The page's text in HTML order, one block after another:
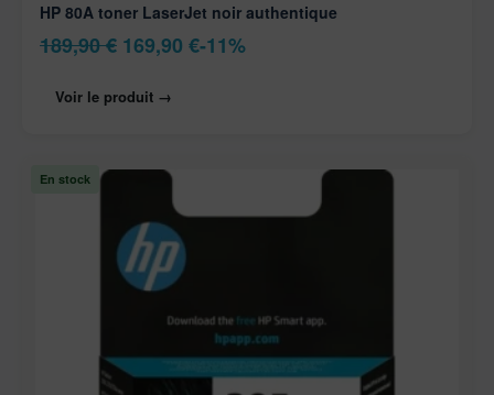
HP 80A toner LaserJet noir authentique
189,90€ 169,90 €-11%
Voir le produit →
En stock